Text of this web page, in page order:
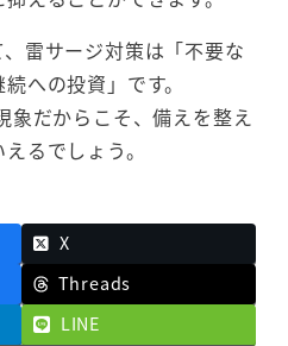
雷サージ対策は「不要な
への投資」です。
象だからこそ、備えを整え
るでしょう。
X
Threads
LINE